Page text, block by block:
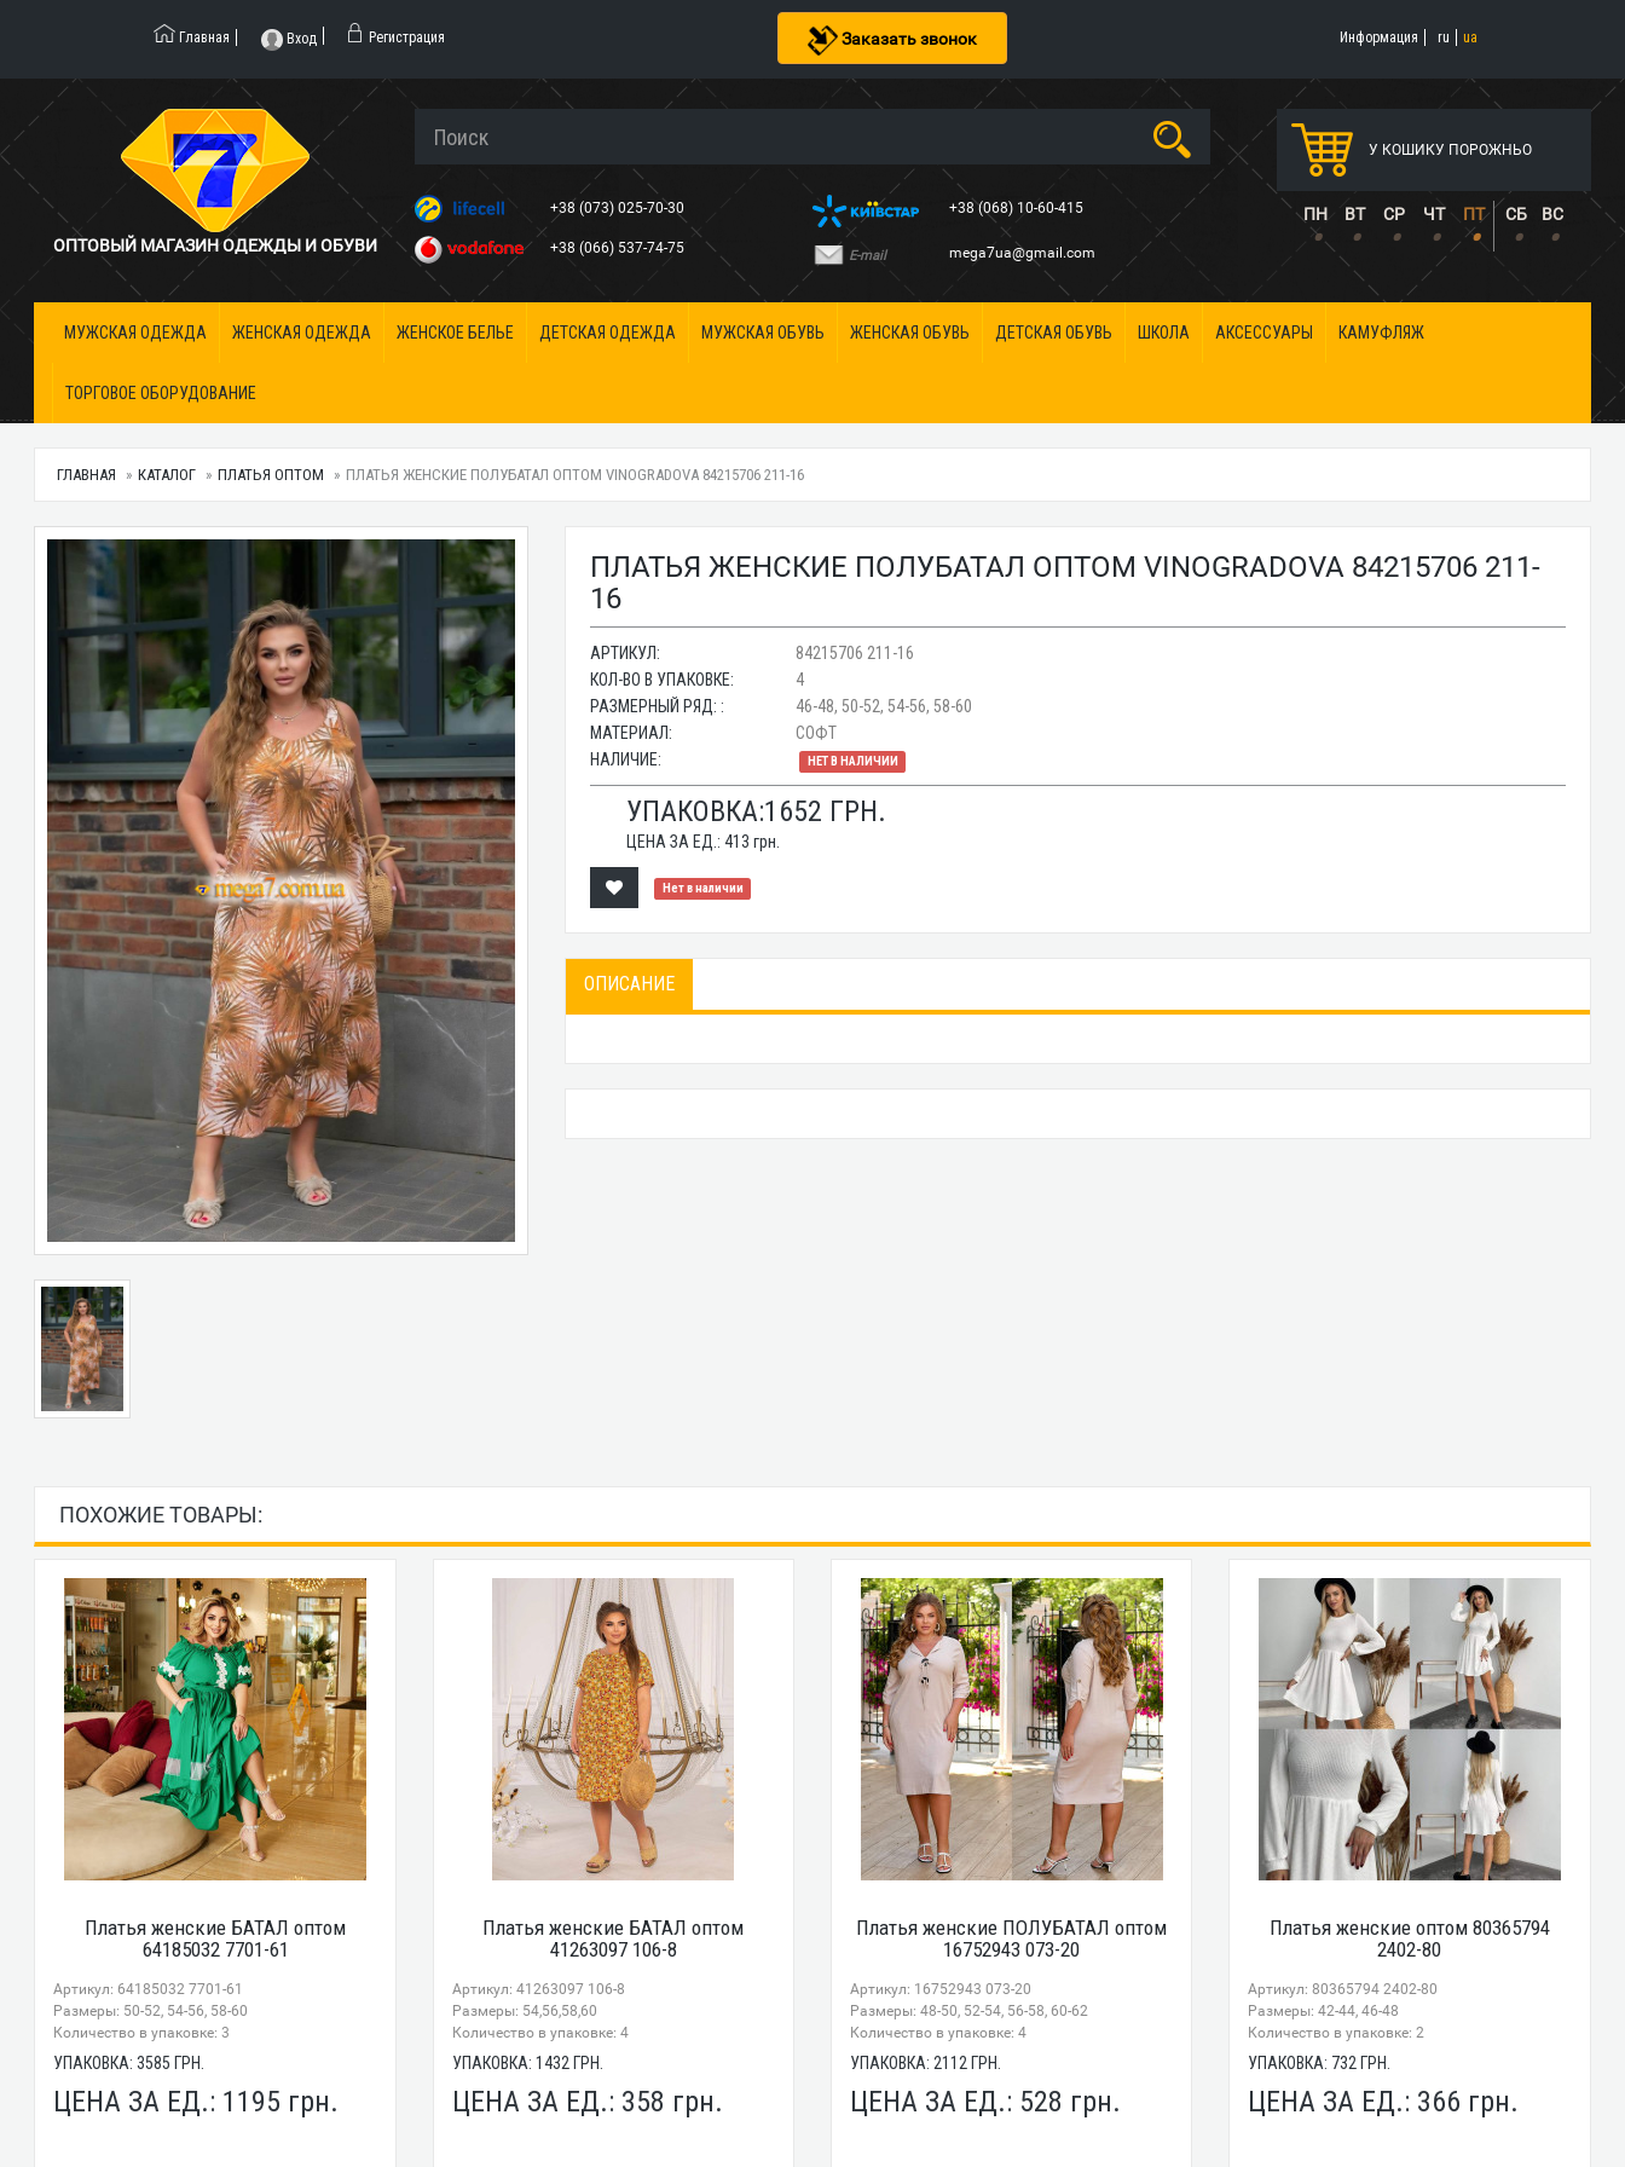
Заказать звонок
Главная Вход Регистрация Информация ru ua
ОПТОВЫЙ МАГАЗИН ОДЕЖДЫ И ОБУВИ
+38 (073) 025-70-30
+38 (066) 537-74-75
+38 (068) 10-60-415
E-mail mega7ua@gmail.com
У КОШИКУ ПОРОЖНЬО
ПН ВТ СР ЧТ ПТ СБ ВС
• • • • • • •
МУЖСКАЯ ОДЕЖДА ЖЕНСКАЯ ОДЕЖДА ЖЕНСКОЕ БЕЛЬЕ ДЕТСКАЯ ОДЕЖДА МУЖСКАЯ ОБУВЬ ЖЕНСКАЯ ОБУВЬ ДЕТСКАЯ ОБУВЬ ШКОЛА АКСЕССУАРЫ КАМУФЛЯЖ
ТОРГОВОЕ ОБОРУДОВАНИЕ
ГЛАВНАЯ КАТАЛОГ ПЛАТЬЯ ОПТОМ ПЛАТЬЯ ЖЕНСКИЕ ПОЛУБАТАЛ ОПТОМ VINOGRADOVA 84215706 211-16
ПЛАТЬЯ ЖЕНСКИЕ ПОЛУБАТАЛ ОПТОМ VINOGRADOVA 84215706 211-
16
АРТИКУЛ:
84215706 211-16
КОЛ-ВО В УПАКОВКЕ:
4
РАЗМЕРНЫЙ РЯД: :
46-48, 50-52, 54-56, 58-60
МАТЕРИАЛ:
СОФТ
НАЛИЧИЕ:
НЕТ В НАЛИЧИИ
УПАКОВКА:1652 ГРН.
ЦЕНА ЗА ЕД.:413 грн.
Нет в наличии
ОПИСАНИЕ
ПОХОЖИЕ ТОВАРЫ:
Платья женские БАТАЛ оптом
64185032 7701-61
Артикул: 64185032 7701-61
Размеры: 50-52, 54-56, 58-60
Количество в упаковке: 3
УПАКОВКА:3585 ГРН.
ЦЕНА ЗА ЕД.: 1195 грн.
Платья женские БАТАЛ оптом
41263097 106-8
Артикул: 41263097 106-8
Размеры: 54,56,58,60
Количество в упаковке: 4
УПАКОВКА: 1432 ГРН.
ЦЕНА ЗА ЕД.: 358 грн.
Платья женские ПОЛУБАТАЛ оптом
16752943 073-20
Артикул: 16752943 073-20
Размеры: 48-50, 52-54, 56-58, 60-62
Количество в упаковке: 4
УПАКОВКА: 2112 ГРН.
ЦЕНА ЗА ЕД.: 528 грн.
Платья женские оптом 80365794
2402-80
Артикул: 80365794 2402-80
Размеры: 42-44, 46-48
Количество в упаковке: 2
УПАКОВКА: 732 ГРН.
ЦЕНА ЗА ЕД.: 366 грн.